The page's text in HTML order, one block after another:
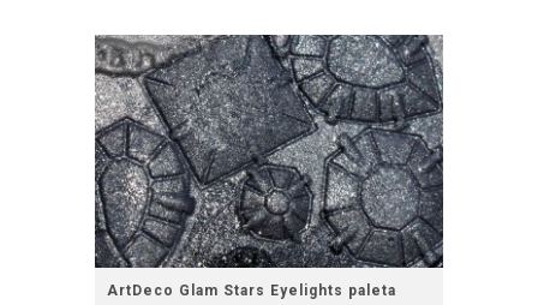
ArtDeco Glam Stars Eyelights paleta